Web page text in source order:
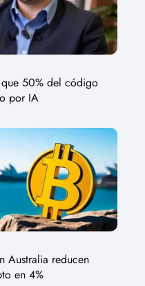
50% del código
por IA
Australia reducen
en 4%